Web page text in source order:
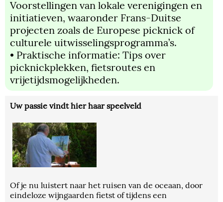
Voorstellingen van lokale verenigingen en
initiatieven, waaronder Frans-Duitse
projecten zoals de Europese picknick of
culturele uitwisselingsprogramma’s.
• Praktische informatie: Tips over
picknickplekken, fietsroutes en
vrijetijdsmogelijkheden.
Uw passie vindt hier haar speelveld
Of je nu luistert naar het ruisen van de oceaan, door
eindeloze wijngaarden fietst of tijdens een